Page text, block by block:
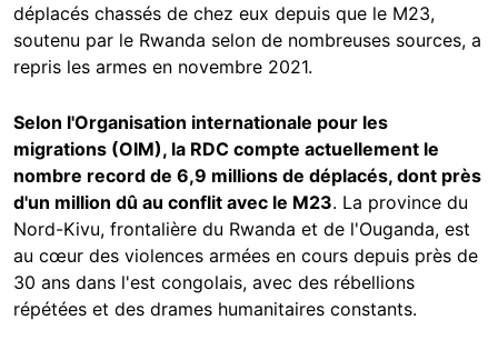
déplacés chassés de chez eux depuis que le M23,
soutenu par le Rwanda selon de nombreuses sources, a
repris les armes en novembre 2021.
Selon l'Organisation internationale pour les
migrations (OIM), la RDC compte actuellement le
nombre record de 6,9 millions de déplacés, dont près
d'un million dû au conflit avec le M23. La province du
Nord-Kivu, frontalière du Rwanda et de l'Ouganda, est
au cœur des violences armées en cours depuis près de
30 ans dans l'est congolais, avec des rébellions
répétées et des drames humanitaires constants.